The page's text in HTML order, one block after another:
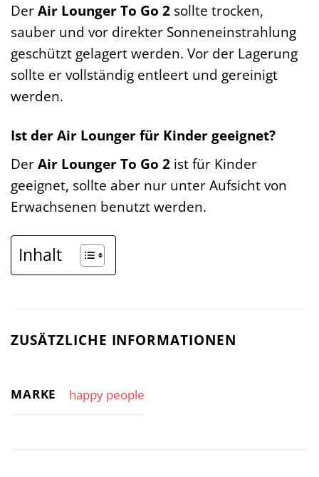
DerAir Lounger To Go 2 sollte trocken,
sauber und vor direkter Sonneneinstrahlung
geschützt gelagert werden. Vor der Lagerung
sollte er vollständig entleert und gereinigt
werden.
Ist der Air Lounger für Kinder geeignet?
DerAir Lounger To Go 2 ist für Kinder
geeignet, sollte aber nur unter Aufsicht von
Erwachsenen benutzt werden.
Inhalt
ZUSÄTZLICHE INFORMATIONEN
MARKE happy people